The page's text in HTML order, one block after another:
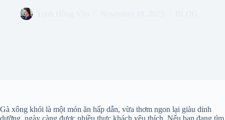
Gà xông khói là một món ăn hấp dẫn, vừa thơm ngon lại giàu dinh
dưỡng, ngày càng được nhiều thực khách yêu thích. Nếu bạn đang tìm